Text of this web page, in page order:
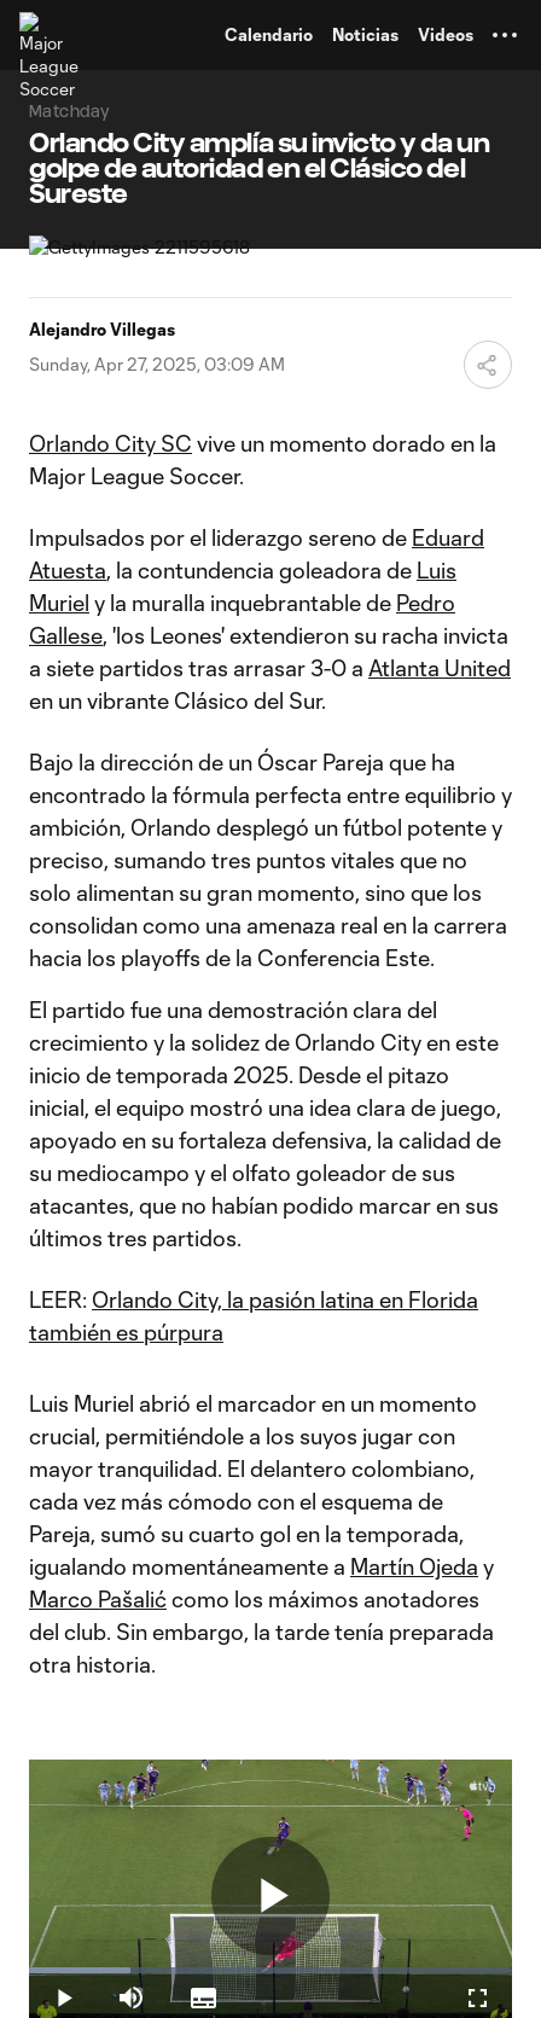
Calendario Noticias Videos
Matchday
Orlando City amplía su invicto y da un
golpe de autoridad en el Clásico del
Sureste
Alejandro Villegas
Sunday, Apr 27, 2025, 03:09 AM
Orlando City SC vive un momento dorado en la
Major League Soccer.
Impulsados por el liderazgo sereno de Eduard
Atuesta, la contundencia goleadora de Luis
Muriel y la muralla inquebrantable de Pedro
Gallese, 'los Leones' extendieron su racha invicta
a siete partidos tras arrasar 3-0 a Atlanta United
en un vibrante Clásico del Sur.
Bajo la dirección de un Óscar Pareja que ha
encontrado la fórmula perfecta entre equilibrio y
ambición, Orlando desplegó un fútbol potente y
preciso, sumando tres puntos vitales que no
solo alimentan su gran momento, sino que los
consolidan como una amenaza real en la carrera
hacia los playoffs de la Conferencia Este.
El partido fue una demostración clara del
crecimiento y la solidez de Orlando City en este
inicio de temporada 2025. Desde el pitazo
inicial, el equipo mostró una idea clara de juego,
apoyado en su fortaleza defensiva, la calidad de
su mediocampo y el olfato goleador de sus
atacantes, que no habían podido marcar en sus
últimos tres partidos.
LEER: Orlando City, la pasión latina en Florida
también es púrpura
Luis Muriel abrió el marcador en un momento
crucial, permitiéndole a los suyos jugar con
mayor tranquilidad. El delantero colombiano,
cada vez más cómodo con el esquema de
Pareja, sumó su cuarto gol en la temporada,
igualando momentáneamente a Martín Ojeda y
Marco Pašalićcomo los máximos anotadores
del club. Sin embargo, la tarde tenía preparada
otra historia.
Play
Play Mute
Loaded:
20.98%
Subtitles